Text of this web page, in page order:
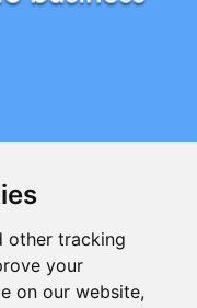
other tracking
your
on our website,
Guangzhou,